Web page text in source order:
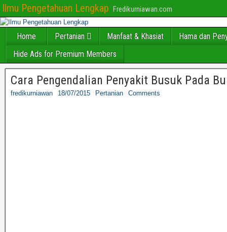
Ilmu Pengetahuan Lengkap Fredikurniawan.com
Home Pertanian Manfaat & Khasiat
Hama dan
Hide Ads for Premium Members
Cara Pengendalian Penyakit Busuk Pada
fredikurniawan 18/07/2015 Pertanian Comments